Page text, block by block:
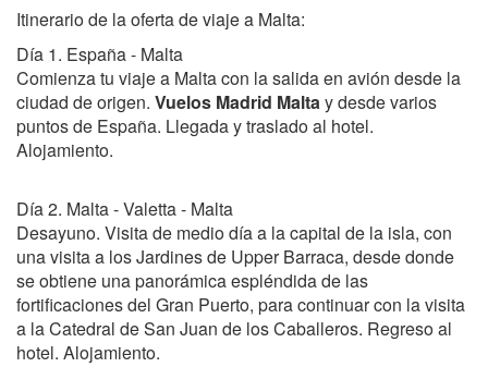
Itinerario de la oferta de viaje a Malta:
Día 1. España - Malta
Comienza tu viaje a Malta con la salida en avión desde la
ciudad de origen. Vuelos Madrid Maltay desde varios
puntos de España. Llegada y traslado al hotel.
Alojamiento.
Día 2. Malta - Valetta - Malta
Desayuno. Visita de medio día a la capital de la isla, con
una visita a los Jardines de Upper Barraca, desde donde
se obtiene una panorámica espléndida de las
fortificaciones del Gran Puerto, para continuar con la visita
a la Catedral de San Juan de los Caballeros. Regreso al
hotel. Alojamiento.